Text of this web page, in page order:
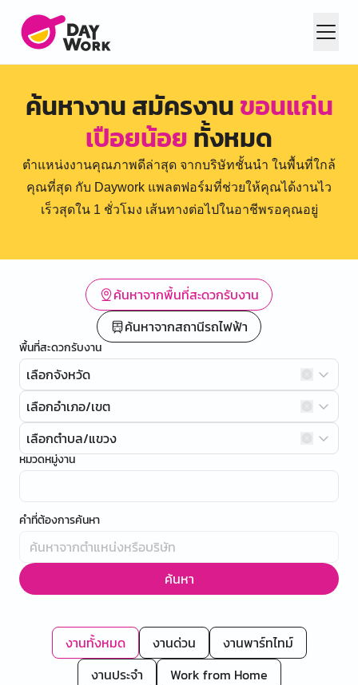
ค้นหางาน สมัครงานขอนแก่น
เปือยน้อยทั้งหมด
ตำแหน่งงานคุณภาพดีล่าสุด จากบริษัทชั้นนำ ในพื้นที่ใกล้
คุณที่สุด กับ Daywork แพลตฟอร์มที่ช่วยให้คุณได้งานไว
เร็วสุดใน 1 ชั่วโมง เส้นทางต่อไปในอาชีพรอคุณอยู่
ค้นหาจากพื้นที่สะดวกรับงาน
ค้นหาจากสถานีรถไฟฟ้า
พื้นที่สะดวกรับงาน
เลือกจังหวัด
เลือกอำเภอ/เขต
เลือกตำบล/แขวง
หมวดหมู่งาน
คำที่ต้องการค้นหา
ค้นหา
งานทั้งหมด งานด่วน
งานพาร์ทไทม์
งานประจำ
Work from Home